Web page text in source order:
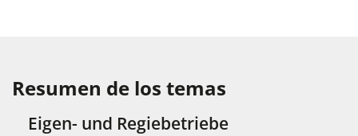
Resumen de los temas
Eigen- und Regiebetriebe